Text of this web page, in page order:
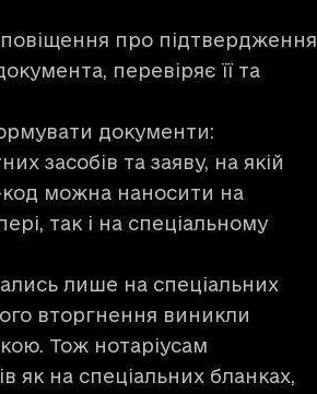
про підтвердження
перевіряє її та
документи:
засобів та заяву, на якій
код можна наносити на
так і на спеціальному
лише на спеціальних
вторгнення виникли
Тож нотаріусам
як на спеціальних бланках,